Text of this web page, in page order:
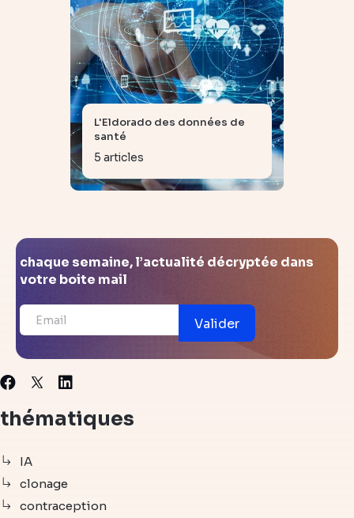
L'Eldorado des données de
santé
5 articles
chaque semaine, l’actualité décryptée dans
votre boite mail
Valider
Facebook
X Linkedin
thématiques
IA
clonage
contraception